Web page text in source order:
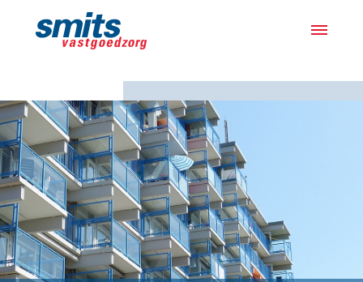
Actueel
Projecten
Samen met bewoners
Over ons